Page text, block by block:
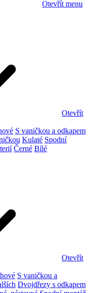
Otevřít menu
Otevřít
S vaničkou a odkapem
Kulaté Spodní
Černé Bílé
Otevřít
S vaničkou a
Dvojdřezy s odkapem